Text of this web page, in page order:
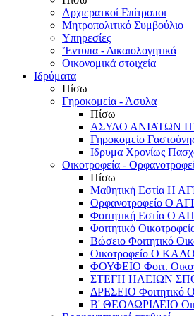
Αρχιερατκοί Επίτροποι
Μητροπολιτικό Συμβούλιο
Υπηρεσίες
'Έντυπα - Δικαιολογητικά
Οικονομικά στοιχεία
Ιδρύματα
Πίσω
Γηροκομεία - Άσυλα
Πίσω
ΑΣΥΛΟ ΑΝΙΑΤΩΝ
Γηροκομείο
Ιδρυμα Χρονίως
Οικοτροφεία -
Πίσω
Μαθητική Εστία Η
Ορφανοτροφείο Ο
Φοιτητική Εστία
Φοιτητικό
Βώσειο Φοιτητικό
Οικοτροφείο Ο
ΦΟΥΦΕΙΟ Φοιτ.
ΣΤΕΓΗ ΗΛΕΙΩΝ
ΔΡΕΣΕΙΟ Φοιτητικό
Β' ΘΕΟΔΩΡΙΔΕΙΟ